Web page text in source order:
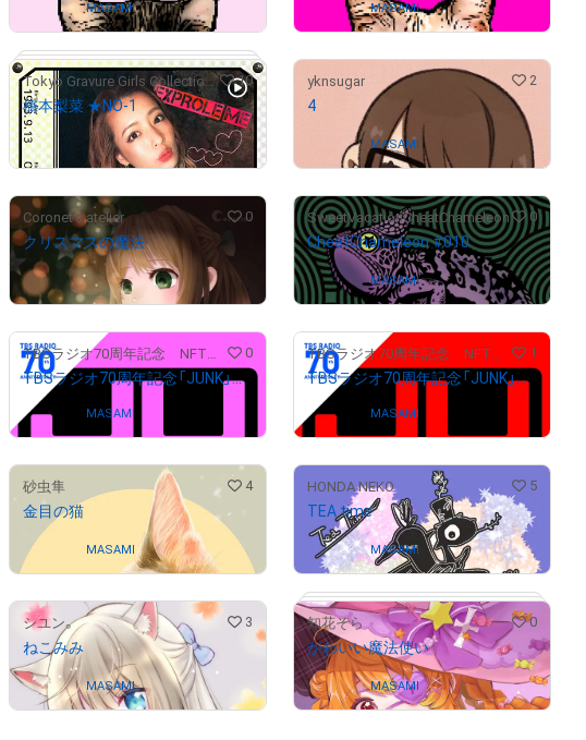
# 1/10
Owned byMASAMI
# 1/10
Owned byMASAMI
# 1/50
Tokyo Gravure Girls Collections 10
橋本梨菜 ★NO-1
¥9,800 $62.10)
yknsugar 2
4
Owned by MASAMI
Coronet's atelier 0
クリスマスの魔法
¥12,000 ($ 76.04)
SweetVacationCheatChameleon 0
CheatChameleon #010
Owned byMASAMI
TBSラジオ70周年記念 NFTアート作品ストア 0
TBSラジオ70周年記念「JUNK」ロゴ70色カラーアレンジ55
Owned by MASAMI
TBSラジオ70周年記念 NFTアート作品ストア 1
TBSラジオ70周年記念「JUNK」ロゴ70色カラーアレンジ3
Owned by MASAMI
砂虫隼 4
金目の猫
Owned by MASAMI
HONDA NEKO 5
TEA time
Owned byMASAMI
シユン。 3
ねこみみ
Owned byMASAMI
知花そら 0
かわいい魔法使い
Owned byMASAMI